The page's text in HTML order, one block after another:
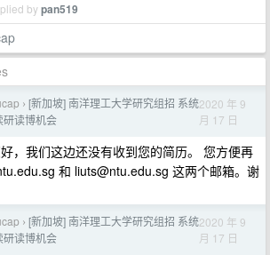
bypan519
› [新加坡] 南洋理工大学研究组招 系统
研读博机会
2020 年 9
月 17 日
，我们这边还没有收到您的简历。 您方便再
和 liuts@ntu.edu.sg 这两个邮箱。谢
› [新加坡] 南洋理工大学研究组招 系统
研读博机会
2020 年 9
月 17 日